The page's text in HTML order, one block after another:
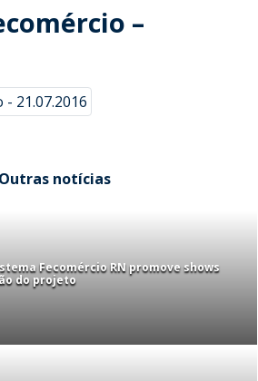
–
21.07.2016
Outras notícias
Fecomércio RN promove shows
do projeto